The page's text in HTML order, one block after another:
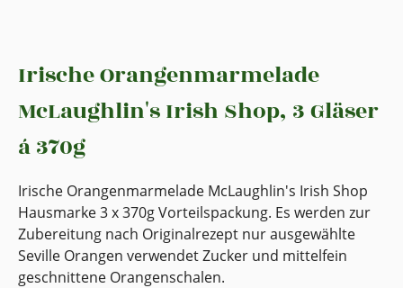
Irische Orangenmarmelade
McLaughlin's Irish Shop, 3 Gläser
á 370g
Irische Orangenmarmelade McLaughlin's Irish Shop
Hausmarke 3 x 370g Vorteilspackung. Es werden zur
Zubereitung nach Originalrezept nur ausgewählte
Seville Orangen verwendet Zucker und mittelfein
geschnittene Orangenschalen.